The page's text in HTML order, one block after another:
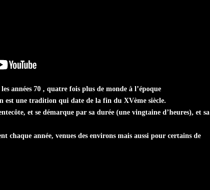
années 70 , quatre fois plus de monde à l’époque
est une tradition qui date de la fin du XVème siècle.
et se démarque par sa durée (une vingtaine d’heures), et sa
chaque année, venues des environs mais aussi pour certains de